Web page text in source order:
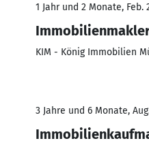
1 Jahr und 2 Monate, Feb.
KIM - König Immobilien
3 Jahre und 6 Monate,